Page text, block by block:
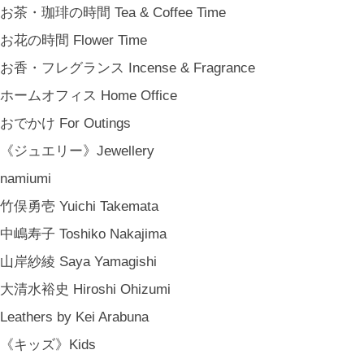
お茶・珈琲の時間 Tea & Coffee Time
お花の時間 Flower Time
お香・フレグランス Incense & Fragrance
ホームオフィス Home Office
おでかけ For Outings
《ジュエリー》Jewellery
namiumi
竹俣勇壱 Yuichi Takemata
中嶋寿子 Toshiko Nakajima
山岸紗綾 Saya Yamagishi
大清水裕史 Hiroshi Ohizumi
Leathers by Kei Arabuna
《キッズ》Kids